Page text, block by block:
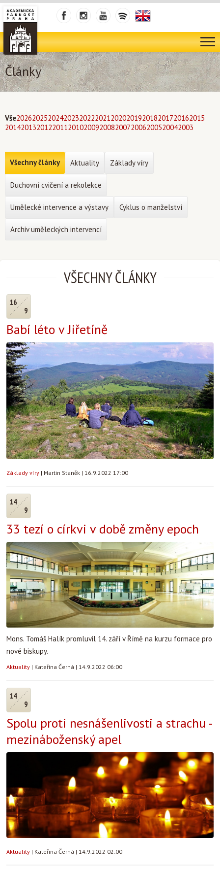
Články
Vše202620252024202320222021202020192018201720162015
201420132012201120102009200820072006200520042003
VŠECHNY ČLÁNKY
16
9
Babí léto v Jiřetíně
Základy víry | Martin Staněk | 16.9.2022 17:00
14
9
33 tezí o církvi v době změny epoch
Mons. Tomáš Halík promluvil 14. září v Římě na kurzu formace pro
nové biskupy.
Aktuality | Kateřina Černá | 14.9.2022 06:00
14
9
Spolu proti nesnášenlivosti a strachu -
mezináboženský apel
Aktuality | Kateřina Černá | 14.9.2022 02:00
Všechny články Aktuality Základy víry
Duchovní cvičení a rekolekce
Umělecké intervence a výstavy Cyklus o manželství
Archiv uměleckých intervencí